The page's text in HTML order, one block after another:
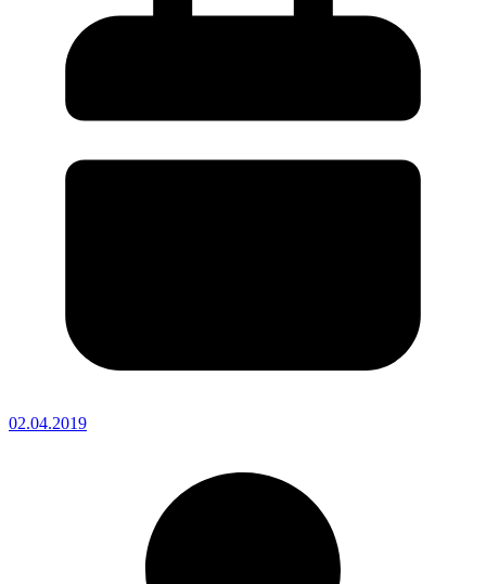
02.04.2019